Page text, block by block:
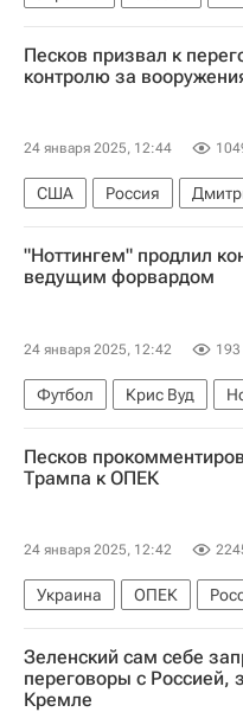
Дмитрий Песков
Песков призвал к
контролю за
24 января 2025, 12:44
США Россия
Дональд Трамп
В мире
"Ноттингем" продлил
ведущим форвардом
24 января 2025, 12:42 193
Футбол Крис Вуд
АПЛ 2026-2027
Песков
Трампа к ОПЕК
24 января 2025, 12:42
Украина ОПЕК
США
Саудовская
Дмитрий Песков
В
Зеленский сам себе
переговоры с Россией,
Кремле